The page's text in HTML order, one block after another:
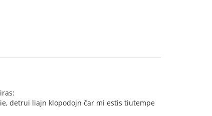
detrui liajn klopodojn ĉar mi estis tiutempe